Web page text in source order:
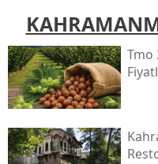
Tmo